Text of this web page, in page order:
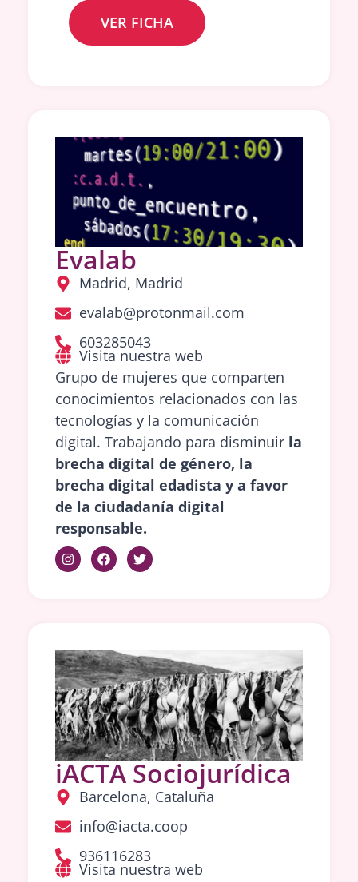
VER FICHA
Evalab
Madrid, Madrid
evalab@protonmail.com
603285043
Visita nuestra web
Grupo de mujeres que comparten
conocimientos relacionados con las
tecnologías y la comunicación
digital. Trabajando para disminuir la
brecha digital de género, la
brecha digital edadista y a favor
de la ciudadanía digital
responsable.
iACTA Sociojurídica
Barcelona, Cataluña
info@iacta.coop
936116283
Visita nuestra web